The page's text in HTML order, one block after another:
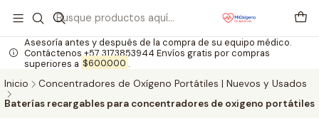
Asesoría antes y después de la compra de su equipo médico.
Contáctenos +57 3173853944 Envíos gratis por compras
superiores a $600.000 .
Inicio
Concentradores de Oxígeno Portátiles | Nuevos y Usados
Baterías recargables para concentradores de oxigeno portátiles